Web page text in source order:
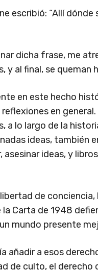
escribió: “Allí
dicha frase, me
y al final, se queman
en este hecho
en
a lo largo de la
ideas, también
asesinar ideas, y
de
Carta de 1948
mundo presente
añadir a esos
de culto, el derecho